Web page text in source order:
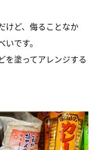
けど、侮ることなか
です。
を塗ってアレンジする